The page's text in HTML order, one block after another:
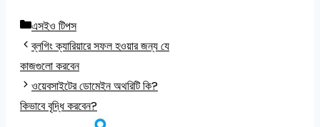
Categories
এসইও টিপস
ব্লগিং ক্যারিয়ারে সফল হওয়ার জন্য যে
কাজগুলো করবেন
ওয়েবসাইটের ডোমেইন অথরিটি কি?
কিভাবে বৃদ্ধি করবেন?